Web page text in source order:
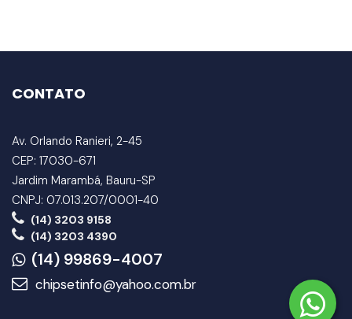
CONTATO
Av. Orlando Ranieri, 2-45
CEP: 17030-671
Jardim Marambá, Bauru-SP
CNPJ: 07.013.207/0001-40
(14) 3203 9158
(14) 3203 4390
(14) 99869-4007
chipsetinfo@yahoo.com.br